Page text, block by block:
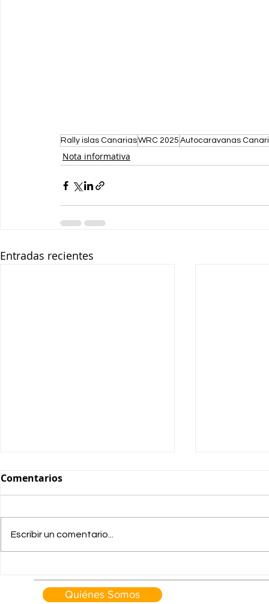
Rally islas CanariasWRC 2025 Autocaravanas
Nota informativa
Entradas recientes
descuento especial del
Comentarios
Escribir un comentario...
Quiénes Somos